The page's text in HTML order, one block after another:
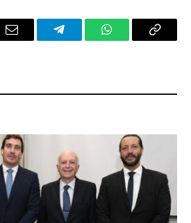
Email TelegramWhatsAppCopy